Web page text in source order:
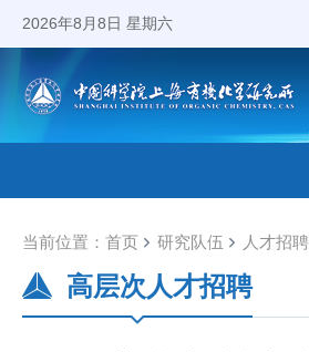
2026年8月8日 星期六
当前位置： 首页 研究队伍 人才招聘
高层次人才招聘